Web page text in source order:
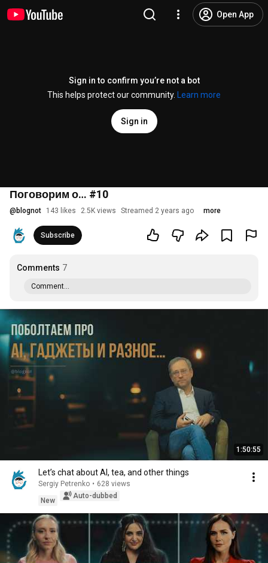
Open App
Sign in to confirm you’re not a bot
This helps protect our community.
Learn more
Sign in
Поговорим о… #10
@ blognot 143 likes 2.5K views Streamed 2 years ago more
Subscribe
Comments 7
Comment...
1:50:55
Let’s chat about AI, tea, and other things
Sergiy Petrenko • 628 views
New
Auto-dubbed